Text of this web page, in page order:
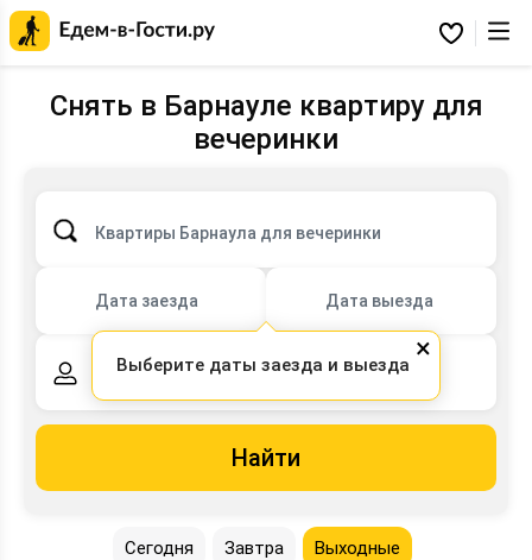
Избранное
Снять в Барнауле квартиру для
вечеринки
Квартиры Барнаула для вечеринки
Дата заезда Дата выезда
2 взрослых, 0 детей
Найти
Сегодня Завтра Выходные
×
Выберите даты заезда и выезда